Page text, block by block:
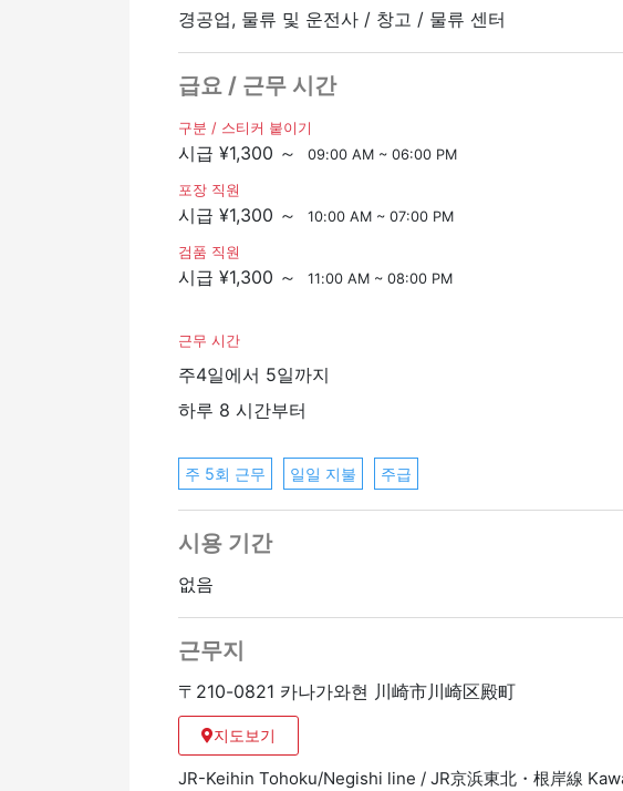
토요일, 일요일 공휴일 상담 OK
※주 4일부터 업무 상담 가능
시간당 요금:
＜월 소득 예시＞
데이 시프트: 261,300엔
(시간당 임금 1,300엔 x 8시간 x 22일+월 20시간의 초과
・창고에서 일한 경험이 있는 분
경공업, 물류 및 운전사 / 창고 / 물류 센터
급요 / 근무 시간
구분 / 스티커 붙이기
시급 ¥1,300 ～ 09:00 AM ~ 06:00 PM
포장 직원
시급 ¥1,300 ～ 10:00 AM ~ 07:00 PM
검품 직원
시급 ¥1,300 ～ 11:00 AM ~ 08:00 PM
근무 시간
주4일에서 5일까지
하루 8 시간부터
주 5회 근무 일일 지불 주급
시용 기간
없음
근무지
〒210-0821 카나가와현 川崎市川崎区殿町
지도보기
JR-Keihin Tohoku/Negishi line / JR京浜東北・根岸線